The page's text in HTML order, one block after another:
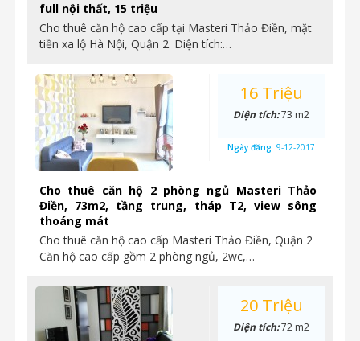
full nội thất, 15 triệu
Cho thuê căn hộ cao cấp tại Masteri Thảo Điền, mặt
tiền xa lộ Hà Nội, Quận 2. Diện tích:…
Cho thuê căn hộ 2 phòng ngủ Masteri Thảo
Điền, 73m2, tầng trung, tháp T2, view sông
thoáng mát
Cho thuê căn hộ cao cấp Masteri Thảo Điền, Quận 2
Căn hộ cao cấp gồm 2 phòng ngủ, 2wc,…
16 Triệu
Diện tích:73 m2
Ngày đăng: 9-12-2017
20 Triệu
Diện tích:72 m2